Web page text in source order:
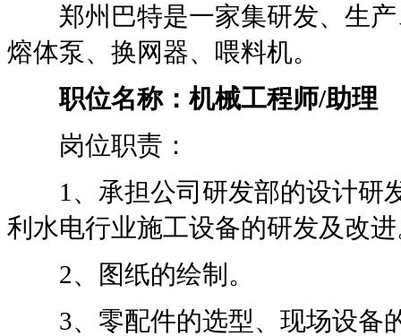
郑州巴特是一家集研发、生产
熔体泵、换网器、喂料机。
职位名称：机械工程师/助理
岗位职责：
1、承担公司研发部的设计研
利水电行业施工设备的研发及改
2、图纸的绘制。
3、零配件的选型、现场设备